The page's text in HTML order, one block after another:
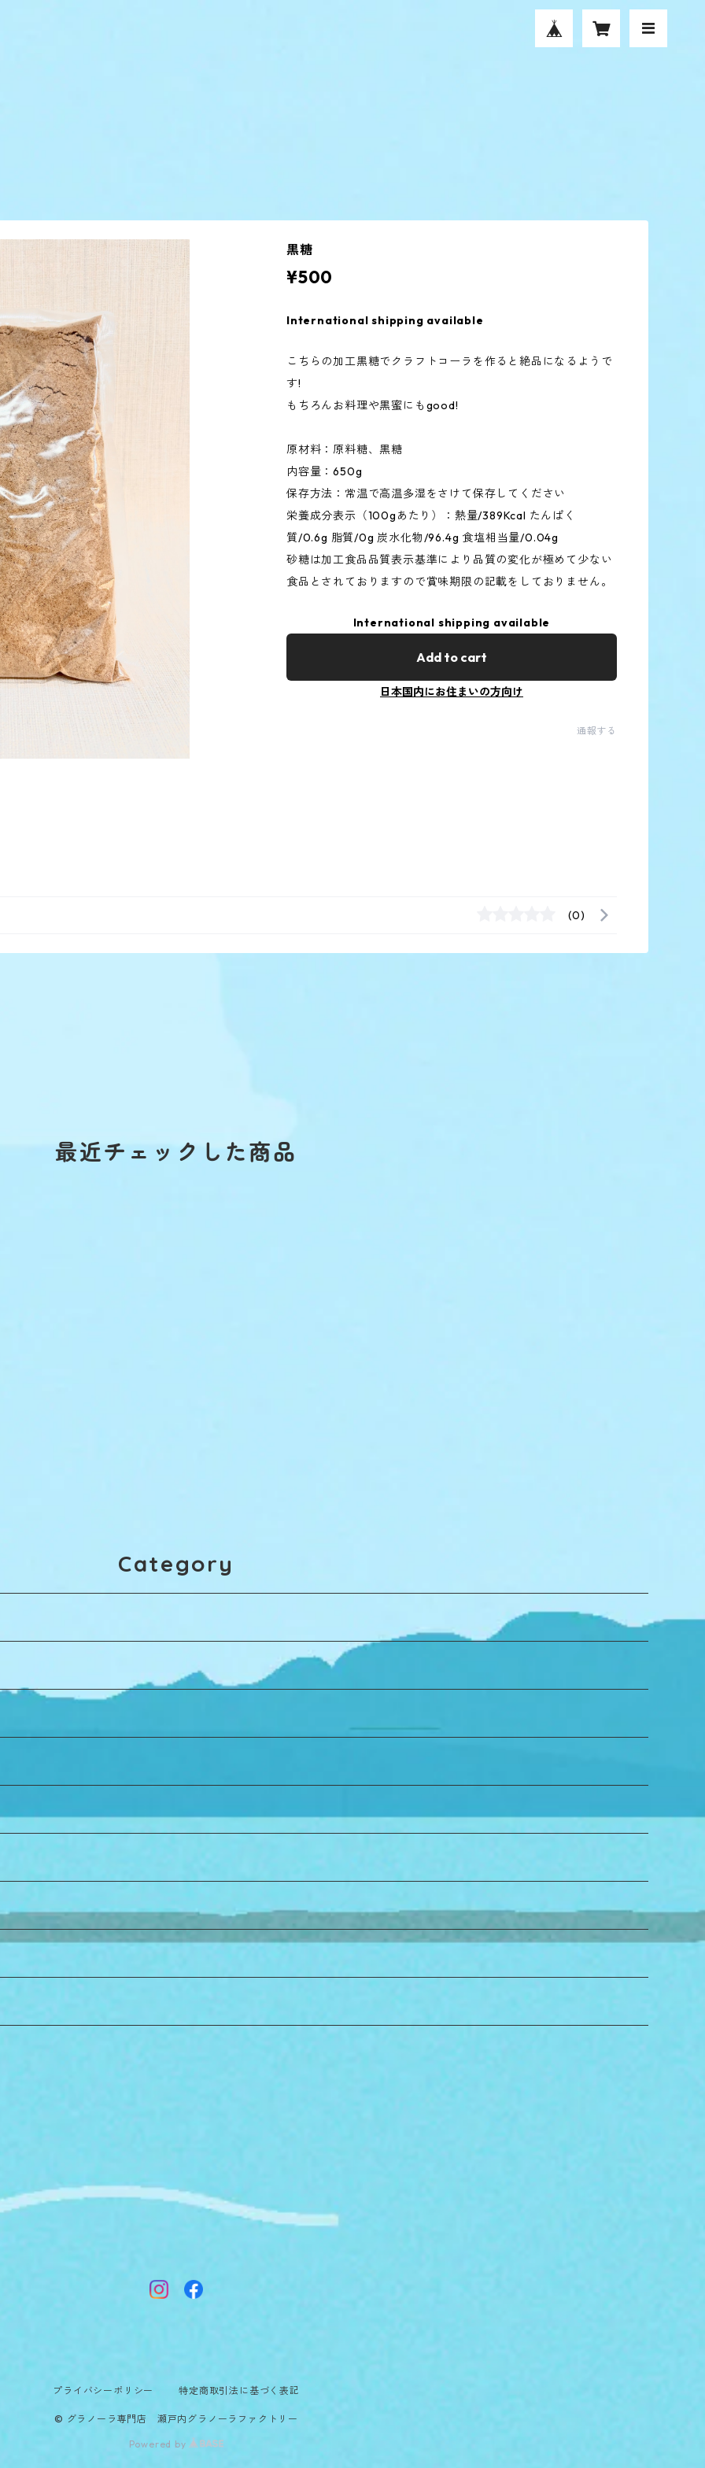
黒糖
¥500
International shipping available
こちらの加工黒糖でクラフトコーラを作ると絶品になるようで
す!
もちろんお料理や黒蜜にもgood!
原材料：原料糖、黒糖
内容量：650g
保存方法：常温で高温多湿をさけて保存してください
栄養成分表示（100gあたり）：熱量/389Kcal たんぱく
質/0.6g 脂質/0g 炭水化物/96.4g 食塩相当量/0.04g
砂糖は加工食品品質表示基準により品質の変化が極めて少ない
食品とされておりますので賞味期限の記載をしておりません。
International shipping available
Add to cart
日本国内にお住まいの方向け
通報する
(0)
最近チェックした商品
Category
プライバシーポリシー 特定商取引法に基づく表記
© グラノーラ専門店 瀬戸内グラノーラファクトリー
Powered by